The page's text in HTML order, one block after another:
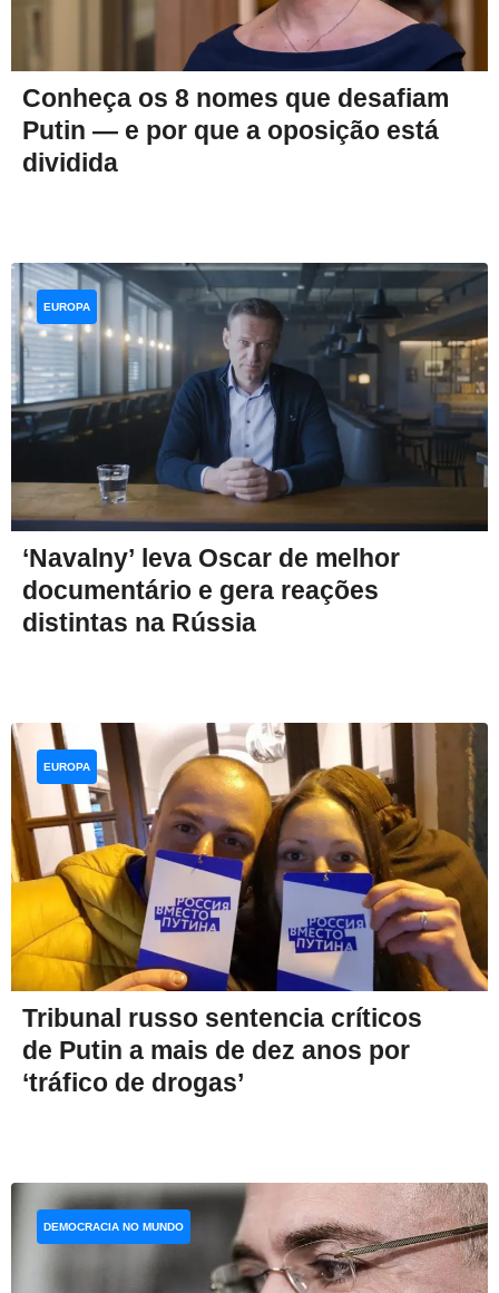
Conheça os 8 nomes que desafiam
Putin — e por que a oposição está
dividida
‘Navalny’ leva Oscar de melhor
documentário e gera reações
distintas na Rússia
EUROPA
Tribunal russo sentencia críticos
de Putin a mais de dez anos por
‘tráfico de drogas’
EUROPA
DEMOCRACIA NO MUNDO